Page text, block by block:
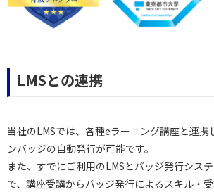
LMSとの連携
当社のLMSでは、各種eラーニング講座と連携
ンバッジの自動発行が可能です。
また、すでにご利用のLMSとバッジ発行シス
で、講座受講からバッジ発行によるスキル・